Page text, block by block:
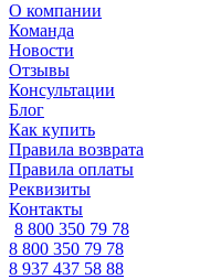
О компании
Команда
Новости
Отзывы
Консультации
Блог
Как купить
Правила возврата
Правила оплаты
Реквизиты
Контакты
8 800 350 79 78
8 800 350 79 78
8 937 437 58 88